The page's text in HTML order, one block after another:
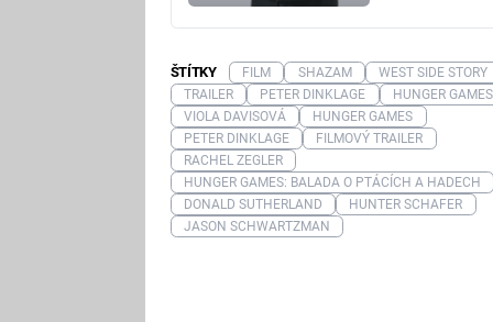
ŠTÍTKY FILM SHAZAM
WEST SIDE STORY
TRAILER
PETER DINKLAGE
HUNGER GAMES
VIOLA DAVISOVÁ
HUNGER GAMES
PETER DINKLAGE
FILMOVÝ TRAILER
RACHEL ZEGLER
HUNGER GAMES: BALADA O PTÁCÍCH A HADECH
DONALD SUTHERLAND
HUNTER SCHAFER
JASON SCHWARTZMAN